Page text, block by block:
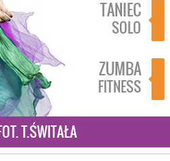
TANIEC
SOLO
ZUMBA
FITNESS
T.ŚWITAŁA